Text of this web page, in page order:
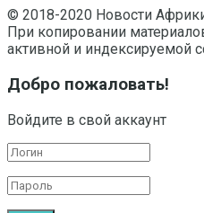
© 2018-2020 Новости
При копировании
активной и индексируемой
Добро пожаловать!
Войдите в свой аккаунт